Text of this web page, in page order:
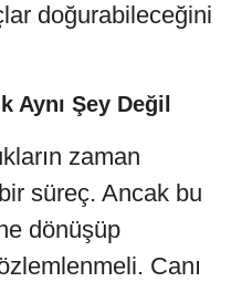
doğurabileceğini
Aynı Şey Değil
zaman
süreç. Ancak bu
dönüşüp
Canı